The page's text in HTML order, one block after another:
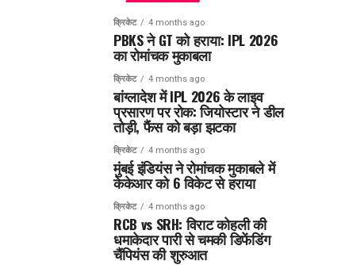
क्रिकेट 4 months ago
PBKS ने GT को हराया: IPL 2026
का रोमांचक मुकाबला
क्रिकेट 4 months ago
बांग्लादेश में IPL 2026 के लाइव
प्रसारण पर रोक: जियोस्टार ने डील
तोड़ी, फैंस को बड़ा झटका
क्रिकेट 4 months ago
मुंबई इंडियंस ने रोमांचक मुकाबले में
केकेआर को 6 विकेट से हराया
क्रिकेट 4 months ago
RCB vs SRH: विराट कोहली की
धमाकेदार पारी से चमकी डिफेंडिंग
चैंपियंस की शुरुआत